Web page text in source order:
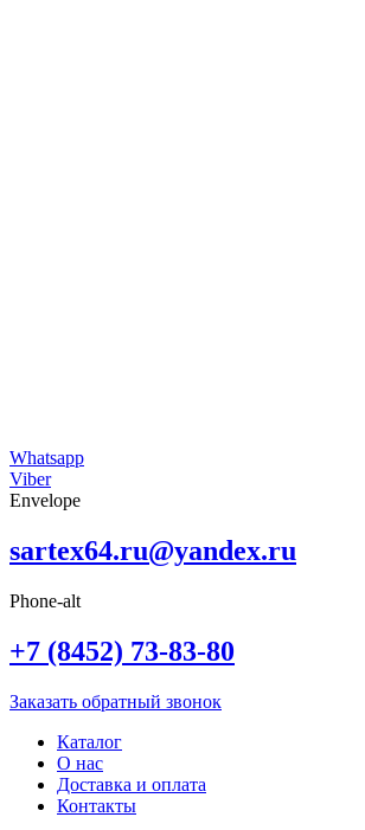
Whatsapp
Viber
Envelope
sartex64.ru@yandex.ru
Phone-alt
+7 (8452) 73-83-80
Заказать обратный звонок
Каталог
О нас
Доставка и оплата
Контакты